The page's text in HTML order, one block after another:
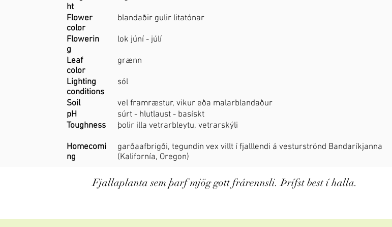
ht
Flower
color
blandaðir gulir litatónar
Flowerin
g
lok júní - júlí
Leaf
color
grænn
Lighting
conditions
sól
Soil
vel framræstur, vikur eða malarblandaður
pH
súrt - hlutlaust - basískt
Toughness
þolir illa vetrarbleytu, vetrarskýli
Homecomi
ng
garðaafbrigði, tegundin vex villt í fjalllendi á vesturströnd Bandaríkjanna
(Kalifornía, Oregon)
Fjallaplanta sem þarf mjög gott frárennsli. Þrífst best í halla.